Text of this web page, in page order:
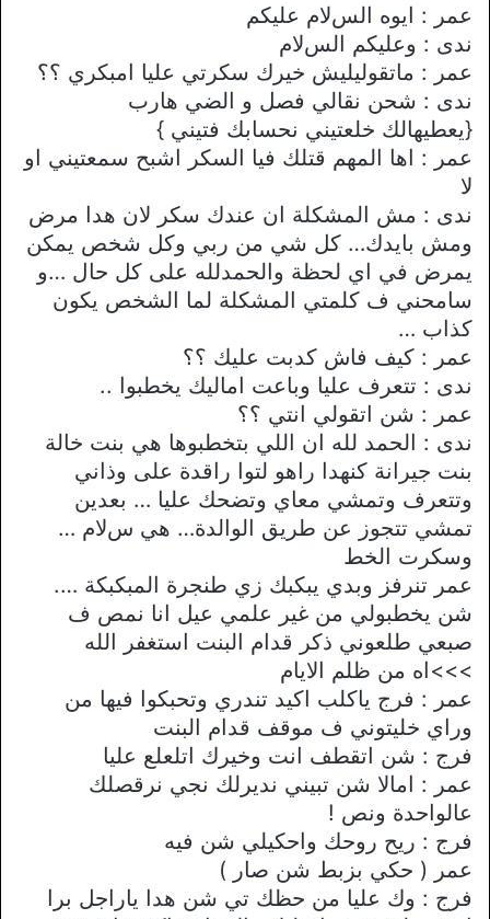
عمر : ايوه السﻻم عليكم
ندى : وعليكم السﻻم
عمر : ماتقوليليش خيرك سكرتي عليا امبكري ؟؟
ندى : شحن نقالي فصل و الضي هارب
{يعطيهالك خلعتيني نحسابك فتيني }
عمر : اها المهم قتلك فيا السكر اشبح سمعتيني او
ﻻ
ندى : مش المشكلة ان عندك سكر ﻻن هدا مرض
ومش بايدك… كل شي من ربي وكل شخص يمكن
يمرض في اي لحظة والحمدلله على كل حال …و
سامحني ف كلمتي المشكلة لما الشخص يكون
كذاب …
عمر : كيف فاش كدبت عليك ؟؟
ندى : تتعرف عليا وباعت اماليك يخطبوا ..
عمر : شن اتقولي انتي ؟؟
ندى : الحمد لله ان اللي بتخطبوها هي بنت خالة
بنت جيرانة كنهدا راهو لتوا راقدة على وذاني
وتتعرف وتمشي معاي وتضحك عليا … بعدين
تمشي تتجوز عن طريق الوالدة… هي سﻻم …
وسكرت الخط
عمر تنرفز وبدي يبكبك زي طنجرة المبكبكة ….
شن يخطبولي من غير علمي عيل انا نمص ف
صبعي طلعوني ذكر قدام البنت استغفر الله
>>>اه من ظلم اﻻيام
عمر : فرج ياكلب اكيد تندري وتحبكوا فيها من
وراي خليتوني ف موقف قدام البنت
فرج : شن اتقطف انت وخيرك اتلعلع عليا
عمر : اماﻻ شن تبيني نديرلك نجي نرقصلك
عالواحدة ونص !
فرج : ريح روحك واحكيلي شن فيه
عمر ( حكي بزبط شن صار )
فرج : وك عليا من حظك تي شن هدا ياراجل برا